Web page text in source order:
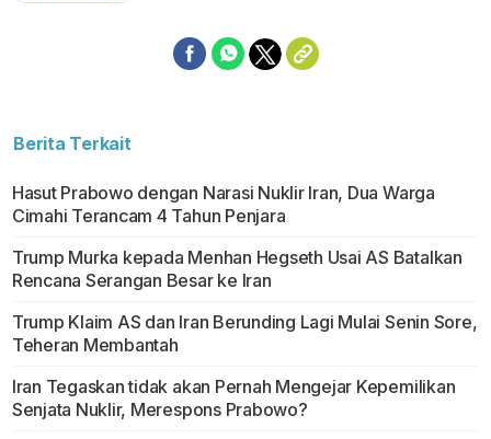
Berita Terkait
Hasut Prabowo dengan Narasi Nuklir Iran, Dua Warga
Cimahi Terancam 4 Tahun Penjara
Trump Murka kepada Menhan Hegseth Usai AS Batalkan
Rencana Serangan Besar ke Iran
Trump Klaim AS dan Iran Berunding Lagi Mulai Senin Sore,
Teheran Membantah
Iran Tegaskan tidak akan Pernah Mengejar Kepemilikan
Senjata Nuklir, Merespons Prabowo?